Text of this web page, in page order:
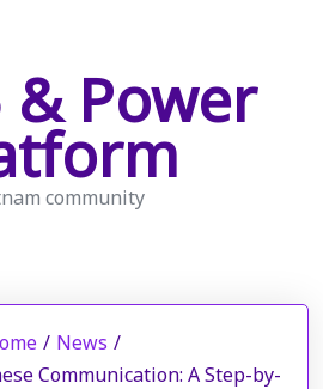
& Power
community
/ News /
Communication: A Step-by-